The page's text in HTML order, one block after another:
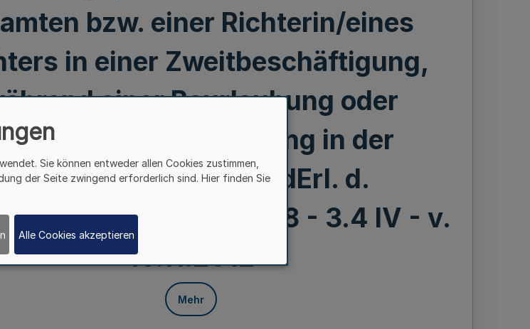
bzw. einer Richterin/eines
in einer Zweitbeschäftigung,
einer Beurlaubung oder
einer Zuweisung in der
Sozialversicherung RdErl. d.
- B 6028 - 3.4 IV - v.
16.11.2012
Mehr
Sie können entweder allen Cookies zustimmen,
der Seite zwingend erforderlich sind. Hier finden Sie
Alle Cookies akzeptieren